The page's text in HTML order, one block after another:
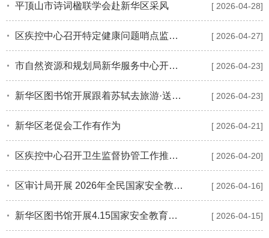
平顶山市诗词楹联学会赴新华区采风 [ 2026-04-28]
区疾控中心召开特定健康问题哨点监测工作培训会议 [ 2026-04-27]
市自然资源和规划局新华服务中心开展第57个世界地球日活动 [ 2026-04-23]
新华区图书馆开展跟着苏轼去旅游·送文化进乡村活动 [ 2026-04-23]
新华区老促会工作有作为 [ 2026-04-21]
区疾控中心召开卫生监督协管工作推进会 [ 2026-04-20]
区审计局开展 2026年全民国家安全教育日宣传活动 [ 2026-04-16]
新华区图书馆开展4.15国家安全教育日宣传教育活动 [ 2026-04-15]